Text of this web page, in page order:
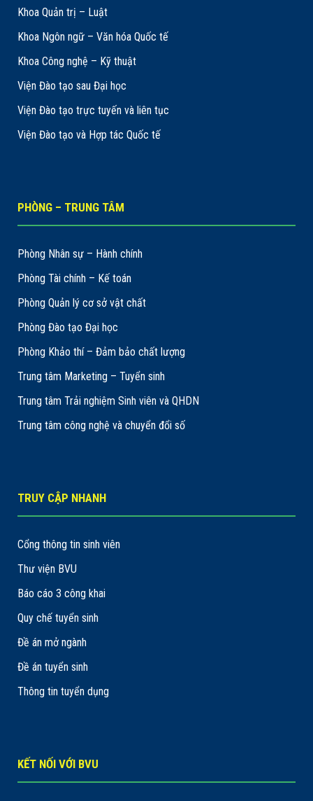
Khoa Quản trị – Luật
Khoa Ngôn ngữ – Văn hóa Quốc tế
Khoa Công nghệ – Kỹ thuật
Viện Đào tạo sau Đại học
Viện Đào tạo trực tuyến và liên tục
Viện Đào tạo và Hợp tác Quốc tế
PHÒNG – TRUNG TÂM
Phòng Nhân sự – Hành chính
Phòng Tài chính – Kế toán
Phòng Quản lý cơ sở vật chất
Phòng Đào tạo Đại học
Phòng Khảo thí – Đảm bảo chất lượng
Trung tâm Marketing – Tuyển sinh
Trung tâm Trải nghiệm Sinh viên và QHDN
Trung tâm công nghệ và chuyển đổi số
TRUY CẬP NHANH
Cổng thông tin sinh viên
Thư viện BVU
Báo cáo 3 công khai
Quy chế tuyển sinh
Đề án mở ngành
Đề án tuyển sinh
Thông tin tuyển dụng
KẾT NỐI VỚI BVU